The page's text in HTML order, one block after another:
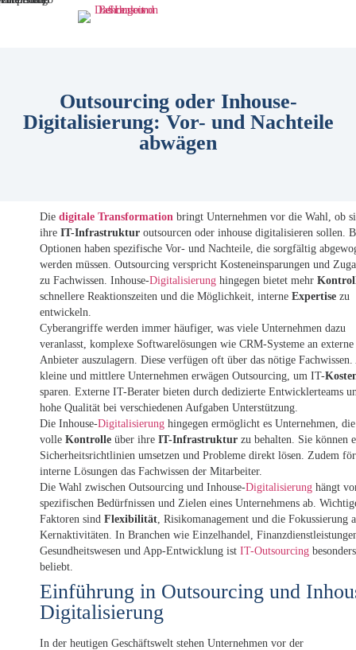
Outsourcing oder Inhouse-
Digitalisierung: Vor- und Nachteile
abwägen
Die digitale Transformation bringt Unternehmen vor die Wahl, ob
ihre IT-Infrastruktur outsourcen oder inhouse digitalisieren sollen.
Optionen haben spezifische Vor- und Nachteile, die sorgfältig
werden müssen. Outsourcing verspricht Kosteneinsparungen und
zu Fachwissen. Inhouse-Digitalisierung hingegen bietet mehr
schnellere Reaktionszeiten und die Möglichkeit, interne Expertise zu
entwickeln.
Cyberangriffe werden immer häufiger, was viele Unternehmen dazu
veranlasst, komplexe Softwarelösungen wie CRM-Systeme an externe
Anbieter auszulagern. Diese verfügen oft über das nötige Fachwissen.
kleine und mittlere Unternehmen erwägen Outsourcing, um IT-
sparen. Externe IT-Berater bieten durch dedizierte Entwicklerteams
hohe Qualität bei verschiedenen Aufgaben Unterstützung.
Die Inhouse-Digitalisierung hingegen ermöglicht es Unternehmen, die
volle Kontrolle über ihre IT-Infrastruktur zu behalten. Sie können
Sicherheitsrichtlinien umsetzen und Probleme direkt lösen. Zudem
interne Lösungen das Fachwissen der Mitarbeiter.
Die Wahl zwischen Outsourcing und Inhouse-Digitalisierung hängt
spezifischen Bedürfnissen und Zielen eines Unternehmens ab.
Faktoren sind Flexibilität, Risikomanagement und die Fokussierung
Kernaktivitäten. In Branchen wie Einzelhandel,
Gesundheitswesen und App-Entwicklung ist IT-Outsourcing besonders
beliebt.
Einführung in Outsourcing und
Digitalisierung
In der heutigen Geschäftswelt stehen Unternehmen vor der